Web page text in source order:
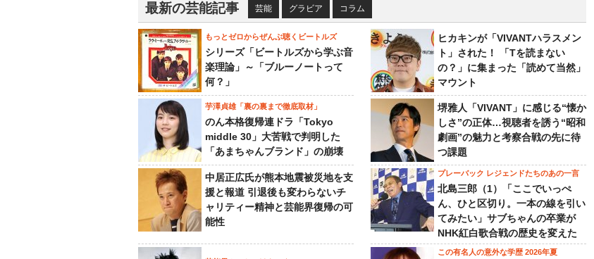
最新の芸能記事 芸能 グラビア コラム
もっとゼロからぜんぶ聴くビートルズ
シリーズ「ビートルズから学ぶ音
楽理論」～「ブルーノートって
何？」
ヒカキンが「VIVANTハラスメン
ト」された！ 「Tを読まない
の？」に集まった「読めて当然」
マウント
芋澤貞雄「裏の裏まで徹底取材」
のん本格復帰連ドラ「Tokyo
middle 30」大苦戦で判明した
「あまちゃんブランド」の崩壊
堺雅人「VIVANT」に感じる“懐か
しさ”の正体…視聴者を誘う“昭和
劇画”の魅力と考察合戦の先に待
つ課題
中居正広氏が熊本地震被災地を支
援と報道 引退後も変わらないチ
ャリティー精神と芸能界復帰の可
能性
プレーバック レジェンドたちのあの一言
北島三郎（1）「ここでいっぺ
ん、ひと区切り。一本の線を引い
てみたい」サブちゃんの卒業が
NHK紅白歌合戦の歴史を変えた
この有名人の意外な学歴 2026年夏